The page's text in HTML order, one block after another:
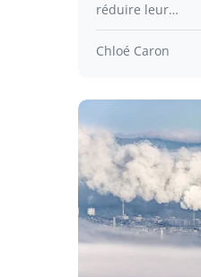
réduire leur…
Chloé Caron